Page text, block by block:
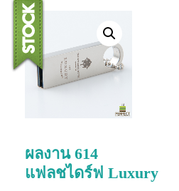
ผลงาน 614
แฟลชไดร์ฟ Luxury